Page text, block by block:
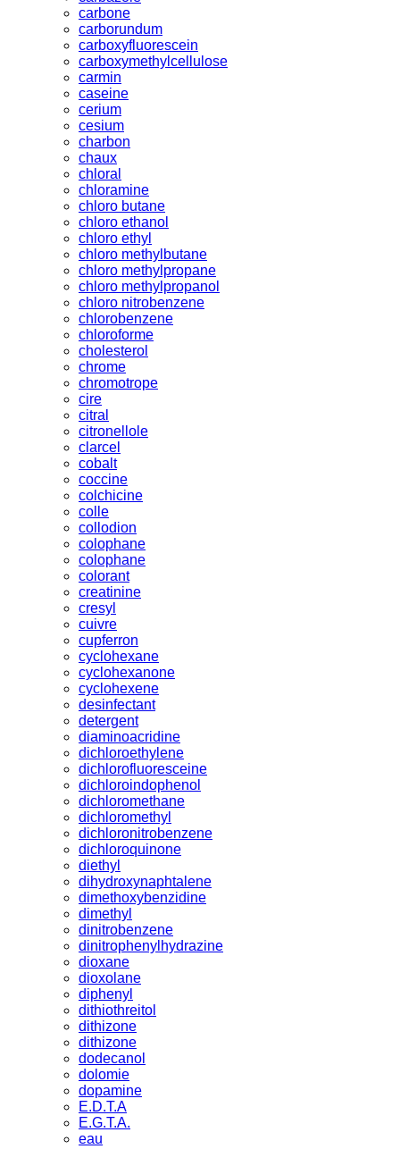
carbone
carborundum
carboxyfluorescein
carboxymethylcellulose
carmin
caseine
cerium
cesium
charbon
chaux
chloral
chloramine
chloro butane
chloro ethanol
chloro ethyl
chloro methylbutane
chloro methylpropane
chloro methylpropanol
chloro nitrobenzene
chlorobenzene
chloroforme
cholesterol
chrome
chromotrope
cire
citral
citronellole
clarcel
cobalt
coccine
colchicine
colle
collodion
colophane
colophane
colorant
creatinine
cresyl
cuivre
cupferron
cyclohexane
cyclohexanone
cyclohexene
desinfectant
detergent
diaminoacridine
dichloroethylene
dichlorofluoresceine
dichloroindophenol
dichloromethane
dichloromethyl
dichloronitrobenzene
dichloroquinone
diethyl
dihydroxynaphtalene
dimethoxybenzidine
dimethyl
dinitrobenzene
dinitrophenylhydrazine
dioxane
dioxolane
diphenyl
dithiothreitol
dithizone
dithizone
dodecanol
dolomie
dopamine
E.D.T.A
E.G.T.A.
eau